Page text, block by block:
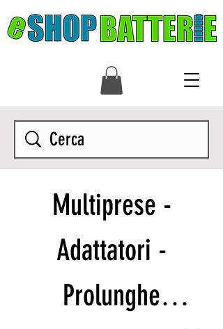
Multiprese -
Adattatori -
Prolunghe